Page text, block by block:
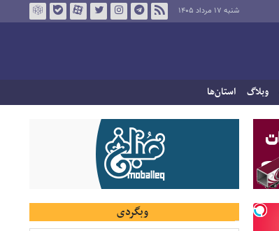
شنبه ۱۷ مرداد ۱۴۰۵
وبلاگ استان‌ها
وبگردی